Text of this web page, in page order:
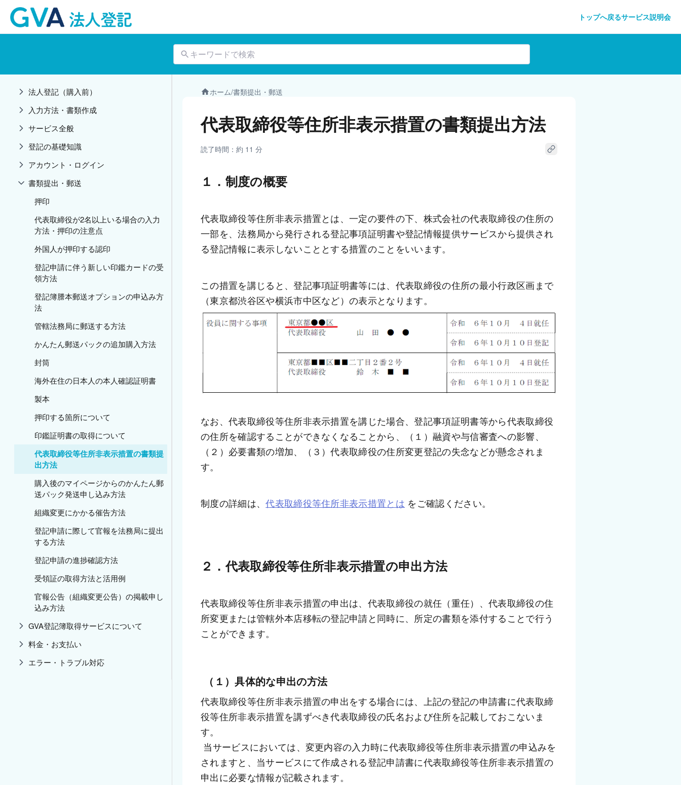
トップへ戻るサービス説明会
キーワードで検索
法人登記（購入前）
入力方法・書類作成
サービス全般
登記の基礎知識
アカウント・ログイン
書類提出・郵送
押印
代表取締役が2名以上いる場合の入力
方法・押印の注意点
外国人が押印する認印
登記申請に伴う新しい印鑑カードの受
領方法
登記簿謄本郵送オプションの申込み方
法
管轄法務局に郵送する方法
かんたん郵送パックの追加購入方法
封筒
海外在住の日本人の本人確認証明書
製本
押印する箇所について
印鑑証明書の取得について
代表取締役等住所非表示措置の書類提
出方法
購入後のマイページからのかんたん郵
送パック発送申し込み方法
組織変更にかかる催告方法
登記申請に際して官報を法務局に提出
する方法
登記申請の進捗確認方法
受領証の取得方法と活用例
官報公告（組織変更公告）の掲載申し
込み方法
GVA登記簿取得サービスについて
料金・お支払い
エラー・トラブル対応
ホーム/書類提出・郵送
代表取締役等住所非表示措置の書類提出方法
読了時間： 約 11 分
１．制度の概要
代表取締役等住所非表示措置とは、一定の要件の下、株式会社の代表取締役の住所の
一部を、法務局から発行される登記事項証明書や登記情報提供サービスから提供され
る登記情報に表示しないこととする措置のことをいいます。
この措置を講じると、登記事項証明書等には、代表取締役の住所の最小行政区画まで
（東京都渋谷区や横浜市中区など）の表示となります。
なお、代表取締役等住所非表示措置を講じた場合、登記事項証明書等から代表取締役
の住所を確認することができなくなることから、（１）融資や与信審査への影響、
（２）必要書類の増加、（３）代表取締役の住所変更登記の失念などが懸念されま
す。
制度の詳細は、代表取締役等住所非表示措置とは をご確認ください。
２．代表取締役等住所非表示措置の申出方法
代表取締役等住所非表示措置の申出は、代表取締役の就任（重任）、代表取締役の住
所変更または管轄外本店移転の登記申請と同時に、所定の書類を添付することで行う
ことができます。
（１）具体的な申出の方法
代表取締役等住所非表示措置の申出をする場合には、上記の登記の申請書に代表取締
役等住所非表示措置を講ずべき代表取締役の氏名および住所を記載しておこないま
す。
されますと、当サービスにて作成される登記申請書に代表取締役等住所非表示措置の
申出に必要な情報が記載されます。